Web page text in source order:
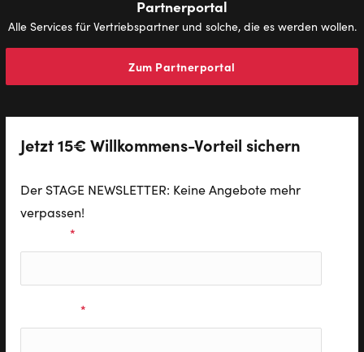
Partnerportal
Alle Services für Vertriebspartner und solche, die es werden wollen.
Zum Partnerportal
Jetzt 15€ Willkommens-Vorteil sichern
Der STAGE NEWSLETTER: Keine Angebote mehr
verpassen!
*
*